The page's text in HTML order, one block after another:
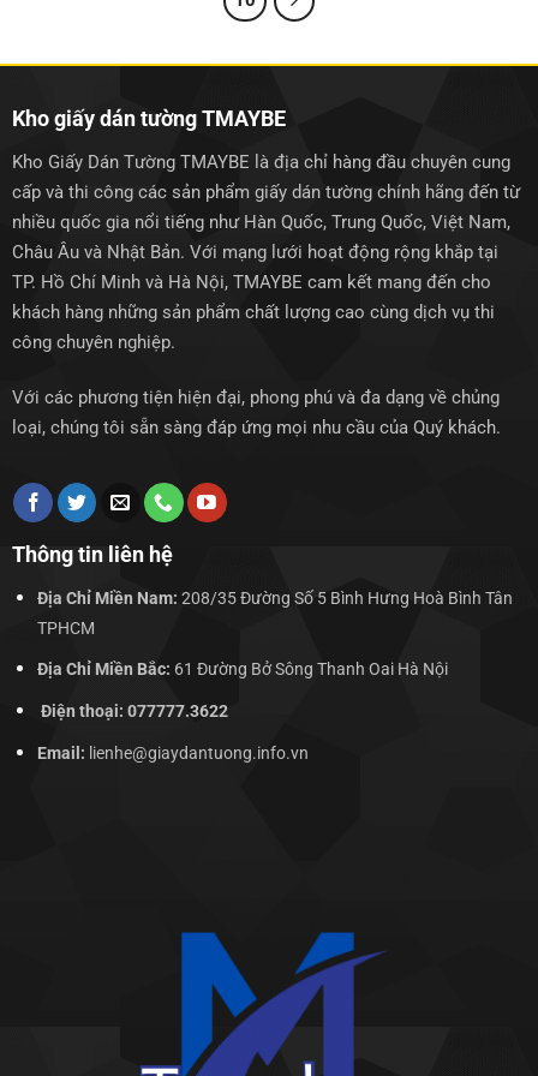
Kho giấy dán tường TMAYBE
Kho Giấy Dán Tường TMAYBE là địa chỉ hàng đầu chuyên cung
cấp và thi công các sản phẩm giấy dán tường chính hãng đến từ
nhiều quốc gia nổi tiếng như Hàn Quốc, Trung Quốc, Việt Nam,
Châu Âu và Nhật Bản. Với mạng lưới hoạt động rộng khắp tại
TP. Hồ Chí Minh và Hà Nội, TMAYBE cam kết mang đến cho
khách hàng những sản phẩm chất lượng cao cùng dịch vụ thi
công chuyên nghiệp.
Với các phương tiện hiện đại, phong phú và đa dạng về chủng
loại, chúng tôi sẵn sàng đáp ứng mọi nhu cầu của Quý khách.
Thông tin liên hệ
Địa Chỉ Miền Nam: 208/35 Đường Số 5 Bình Hưng Hoà Bình Tân
TPHCM
Địa Chỉ Miền Bắc: 61 Đường Bở Sông Thanh Oai Hà Nội
Điện thoại: 077777.3622
Email: lienhe@giaydantuong.info.vn